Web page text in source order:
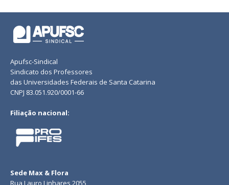
Apufsc-Sindical
Sindicato dos Professores
das Universidades Federais de Santa Catarina
CNPJ 83.051.920/0001-66
Filiação nacional:
Sede Max & Flora
Rua Lauro Linhares 2055